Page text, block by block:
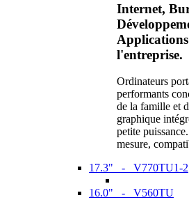
Internet,
l'entreprise.
Ordinateurs
performants
de la famille et
graphique
petite
mesure,
17.3" - V770TU1-2
16.0" - V560TU